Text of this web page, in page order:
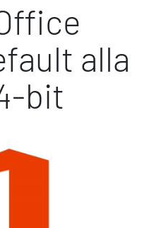
alla
bit